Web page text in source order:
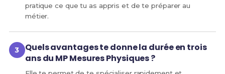
pratique ce que tu as appris et de te préparer au
métier.
Quels avantages te donne la durée en trois
ans du MP Mesures Physiques ?